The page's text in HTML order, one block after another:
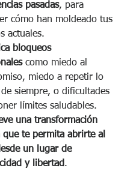
pasadas, para
cómo han moldeado tus
actuales.
bloqueos
como miedo al
miedo a repetir lo
siempre, o dificultades
límites saludables.
una transformación
que te permita abrirte al
un lugar de
y libertad.